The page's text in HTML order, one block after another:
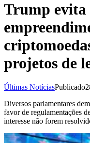
Trump evita
projetos de
Últimas NotíciasPublicado
Diversos parlamentares
favor de regulamentações
interesse não forem